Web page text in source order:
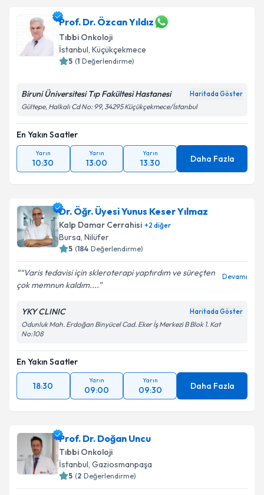
Prof. Dr. Özcan Yıldız
Tıbbi Onkoloji
İstanbul, Küçükçekmece
5 (1 Değerlendirme)
Biruni Üniversitesi Tıp Fakültesi Hastanesi Haritada Göster
Gültepe, Halkalı Cd No: 99, 34295 Küçükçekmece/İstanbul
En Yakın Saatler
Yarın
10:30
Yarın
13:00
Yarın
13:30 Daha Fazla
Dr. Öğr. Üyesi Yunus Keser Yılmaz
Kalp Damar Cerrahisi +2 diğer
Bursa, Nilüfer
5 (184 Değerlendirme)
“Varis tedavisi için skleroterapi yaptırdım ve süreçten
çok memnun kaldım....
Devamı
YKY CLINIC Haritada Göster
Odunluk Mah. Erdoğan Binyücel Cad. Eker İş Merkezi B Blok 1. Kat
No:108
En Yakın Saatler
18:30
Yarın
09:00
Yarın
09:30 Daha Fazla
Prof. Dr. Doğan Uncu
Tıbbi Onkoloji
İstanbul, Gaziosmanpaşa
5 (2 Değerlendirme)